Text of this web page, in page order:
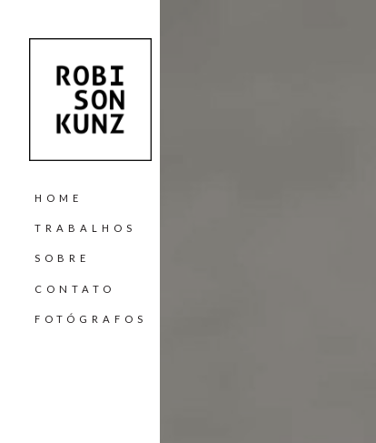
HOME
TRABALHOS
SOBRE
CONTATO
FOTÓGRAFOS